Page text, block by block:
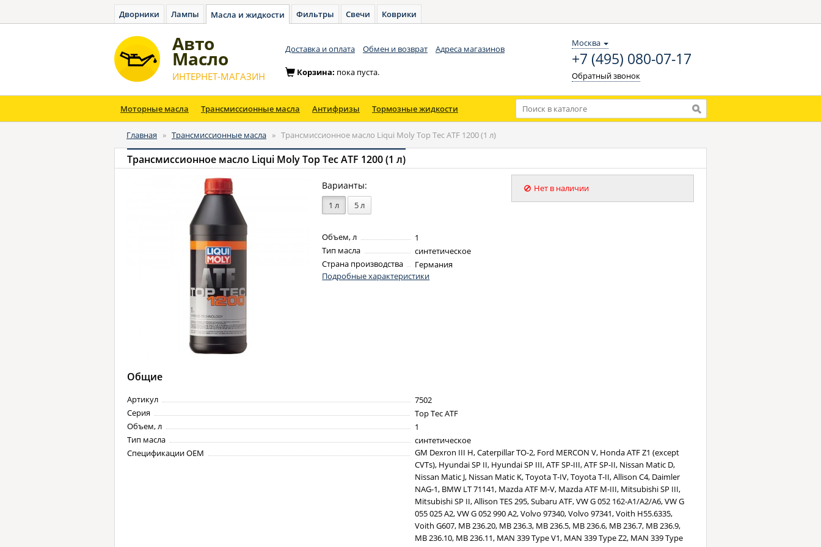
Дворники Лампы Масла и жидкости Фильтры Свечи Коврики
Авто
Масло
ИНТЕРНЕТ-МАГАЗИН
Доставка и оплата Обмен и возврат Адреса магазинов
Москва
+7 (495) 080-07-17
Обратный звонок
Корзина: пока пуста.
Моторные масла Трансмиссионные масла Антифризы Тормозные жидкости
Главная » Трансмиссионные масла » Трансмиссионное масло Liqui Moly Top Tec ATF 1200 (1 л)
Трансмиссионное масло Liqui Moly Top Tec ATF 1200 (1 л)
Варианты:
1 л 5 л
Объем, л
1
Тип масла
синтетическое
Страна производства
Германия
Подробные характеристики
Нет в наличии
Общие
Артикул
7502
Серия
Top Tec ATF
Объем, л
1
Тип масла
синтетическое
Спецификации OEM
GM Dexron III H, Caterpillar TO-2, Ford MERCON V, Honda ATF Z1 (except
CVTs), Hyundai SP II, Hyundai SP III, ATF SP-III, ATF SP-II, Nissan Matic D,
Nissan Matic J, Nissan Matic K, Toyota T-IV, Toyota T-II, Allison C4, Daimler
NAG-1, BMW LT 71141, Mazda ATF M-V, Mazda ATF M-III, Mitsubishi SP III,
Mitsubishi SP II, Allison TES 295, Subaru ATF, VW G 052 162-A1/A2/A6, VW G
055 025 А2, VW G 052 990 A2, Volvo 97340, Volvo 97341, Voith H55.6335,
Voith G607, MB 236.20, MB 236.3, MB 236.5, MB 236.6, MB 236.7, MB 236.9,
MB 236.10, MB 236.11, MAN 339 Type V1, MAN 339 Type Z2, MAN 339 Type